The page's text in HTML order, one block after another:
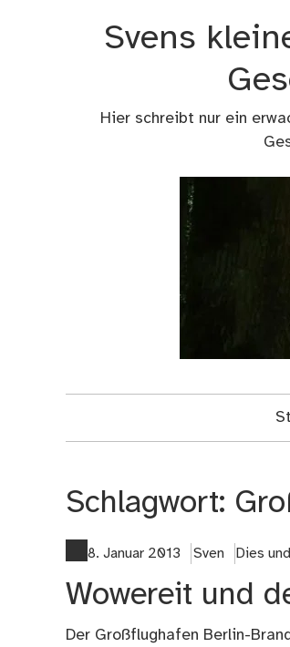
Svens
Hier schreibt nur ein
Schlagwort:
8. Januar 2013 Sven Dies
Wowereit und
Der Großflughafen Berlin-